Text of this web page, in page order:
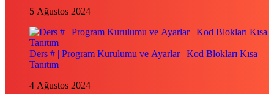
5 Ağustos 2024
Ders # | Program Kurulumu ve Ayarlar | Kod Blokları Kısa
Tanıtım
4 Ağustos 2024